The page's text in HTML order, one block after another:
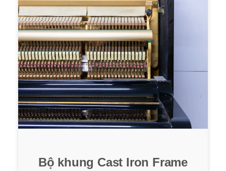
Bộ khung Cast Iron Frame